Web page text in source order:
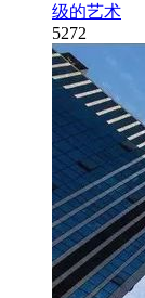
级的艺术
5272